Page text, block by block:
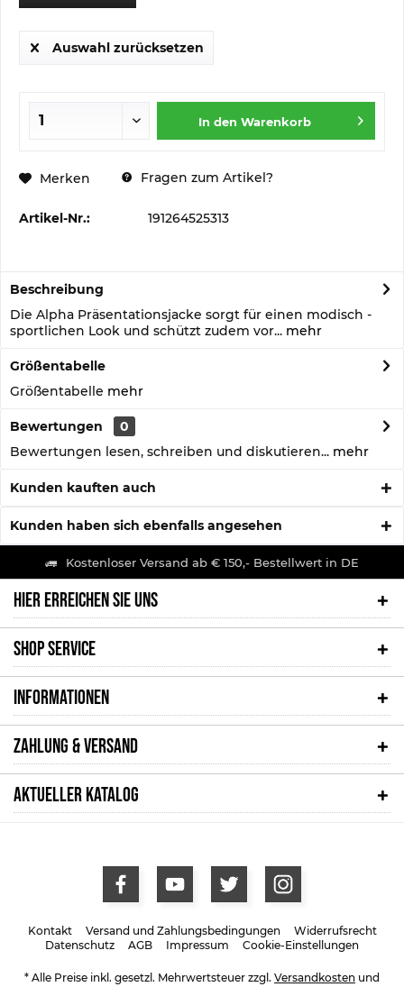
Auswahl zurücksetzen
In den Warenkorb
Merken Fragen zum Artikel?
Artikel-Nr.: 191264525313
Beschreibung
Die Alpha Präsentationsjacke sorgt für einen modisch -
sportlichen Look und schützt zudem vor... mehr
Größentabelle
Größentabelle mehr
Bewertungen
0
Bewertungen lesen, schreiben und diskutieren... mehr
Kunden kauften auch
Kunden haben sich ebenfalls angesehen
Kostenloser Versand ab € 150,- Bestellwert in DE
HIER ERREICHEN SIE UNS
SHOP SERVICE
INFORMATIONEN
ZAHLUNG & VERSAND
AKTUELLER KATALOG
Kontakt Versand und Zahlungsbedingungen
Widerrufsrecht
Datenschutz
AGB Impressum Cookie-Einstellungen
* Alle Preise inkl. gesetzl. Mehrwertsteuer zzgl. Versandkosten und